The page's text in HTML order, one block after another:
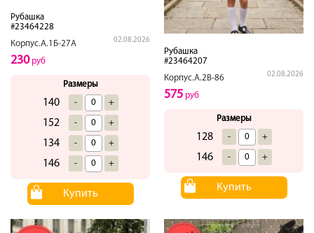
Рубашка
#23464228
Корпус.А.1Б-27А
02.08.2026
230руб
Размеры
140 - +
152 - +
134 - +
146 - +
Купить
Рубашка
#23464207
Корпус.А.2В-86
02.08.2026
575 руб
Размеры
128 - +
146 - +
Купить